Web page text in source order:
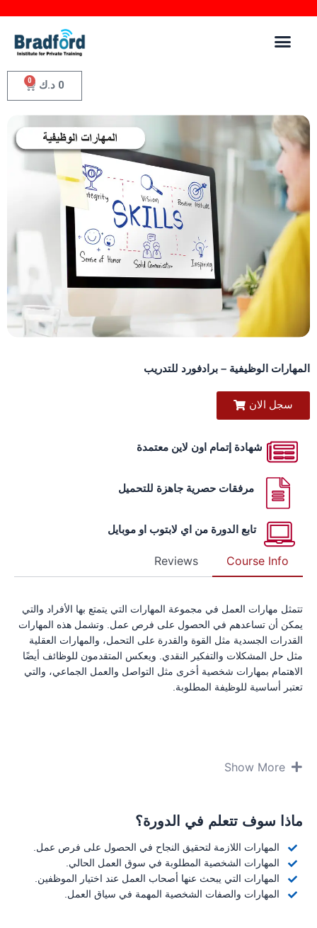
د.ك 0
الوظيفية – برادفورد للتدريب
سجل الان
شهادة إتمام اون لاين معتمدة
مرفقات حصرية جاهزة للتحميل
تابع الدورة من اي لابتوب او موبايل
Course Info
Reviews
تتمثل مهارات العمل في مجموعة المهارات التي يتمتع بها الأفراد والتي
يمكن أن تساعدهم في الحصول على فرص عمل. وتشمل هذه المهارات
القدرات الجسدية مثل القوة والقدرة على التحمل، والمهارات العقلية
مثل حل المشكلات والتفكير النقدي. ويعكس المتقدمون للوظائف أيضًا
الاهتمام بمهارات شخصية أخرى مثل التواصل والعمل الجماعي، والتي
تعتبر أساسية للوظيفة المطلوبة.
Show More
ماذا سوف تتعلم في الدورة؟
المهارات اللازمة لتحقيق النجاح في الحصول على فرص عمل.
المهارات الشخصية المطلوبة في سوق العمل الحالي.
المهارات التي يبحث عنها أصحاب العمل عند اختيار الموظفين.
المهارات والصفات الشخصية المهمة في سياق العمل.